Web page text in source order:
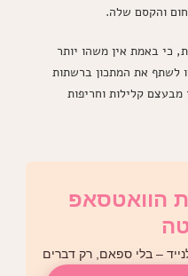
והקסם שלה.
כי באמת אין משהו יותר
לשתף את המתכון ברשתות
קלילות וחריפות
הוואטסאפ
– בלי ספאם, רק דברים